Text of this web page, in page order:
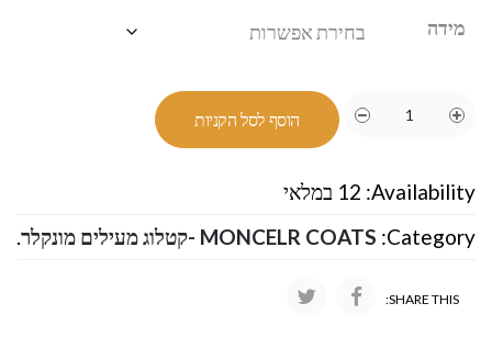
מידה
הוסף לסל הקניות
Availability: 12 במלאי
Category: MONCELR COATS -קטלוג מעילים מונקלר .
SHARE THIS: